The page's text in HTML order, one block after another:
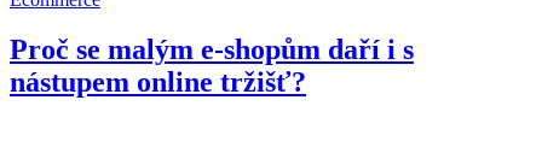
Proč se malým e-shopům daří i s
nástupem online tržišť?